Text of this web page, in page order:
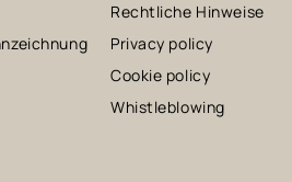
Rechtliche Hinweise
Privacy policy
Cookie policy
Whistleblowing